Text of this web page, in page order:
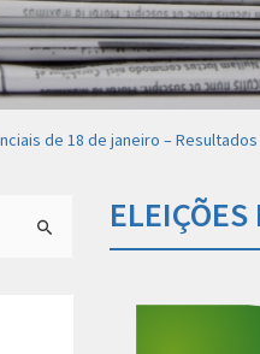
de 18 de janeiro – Resultados